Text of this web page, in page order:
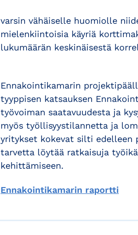
varsin vähäiselle huomiolle
mielenkiintoisia käyriä
lukumäärän keskinäisestä
Ennakointikamarin
tyyppisen katsauksen
työvoiman saatavuudesta ja
myös työllisyystilannetta ja
yritykset kokevat silti edelleen
tarvetta löytää ratkaisuja
kehittämiseen.
Ennakointikamarin raportti